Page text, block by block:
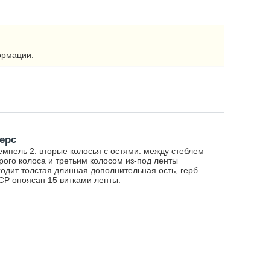
2. вторые колосья с остями. между стеблем
колоса и третьим колосом из-под ленты
толстая длинная дополнительная ость, герб
опоясан 15 витками ленты.